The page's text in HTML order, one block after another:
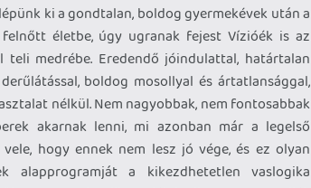
ki a gondtalan, boldog gyermekévek után a
életbe, úgy ugranak fejest Vízióék is az
medrébe. Eredendő jóindulattal, határtalan
boldog mosollyal és ártatlansággal,
nélkül. Nem nagyobbak, nem fontosabbak
akarnak lenni, mi azonban már a legelső
hogy ennek nem lesz jó vége, és ez olyan
alapprogramját a kikezdhetetlen vaslogika